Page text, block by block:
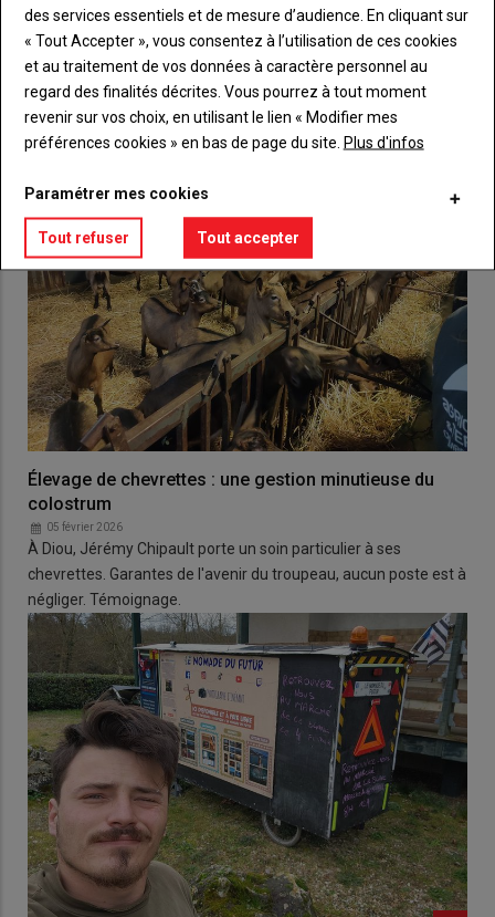
VOUS AIMEREZ AUSSI
Élevage de chevrettes : une gestion minutieuse du
colostrum
05 février 2026
À Diou, Jérémy Chipault porte un soin particulier à ses
chevrettes. Garantes de l'avenir du troupeau, aucun poste est à
négliger. Témoignage.
des services essentiels et de mesure d’audience. En cliquant sur
« Tout Accepter », vous consentez à l’utilisation de ces cookies
et au traitement de vos données à caractère personnel au
regard des finalités décrites. Vous pourrez à tout moment
revenir sur vos choix, en utilisant le lien « Modifier mes
préférences cookies » en bas de page du site. Plus d'infos
Paramétrer mes cookies
Tout refuser Tout accepter